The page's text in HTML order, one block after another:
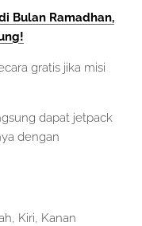
Bulan Ramadhan,
gratis jika misi
dapat jetpack
dengan
Kiri, Kanan